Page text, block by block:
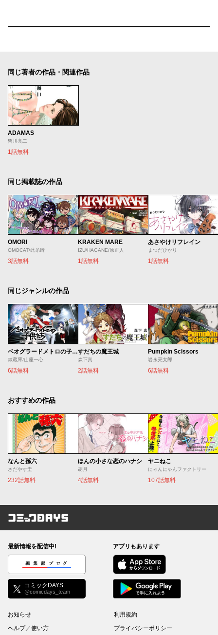
同じ著者の作品・関連作品
ADAMAS
皆川亮二
1話無料
同じ掲載誌の作品
OMORI
OMOCAT/此糸縫
3話無料
KRAKEN MARE
IZU/HAGANE/原正人
1話無料
あさやけリフレイン
まつだひかり
1話無料
同じジャンルの作品
ベオグラードメトロの子供たち
隷蔵庫/山座一心
6話無料
すだちの魔王城
森下真
2話無料
Pumpkin Scissors
岩永亮太郎
6話無料
おすすめの作品
なんと孫六
さだやす圭
232話無料
ほんの小さな恋のハナシ
胡月
4話無料
ヤニねこ
にゃんにゃんファクトリー
107話無料
コミックDAYS
最新情報を配信中!
編集部ブログ
コミックDAYS
@comicdays_team
アプリもあります
お知らせ
ヘルプ／使い方
利用規約
プライバシーポリシー